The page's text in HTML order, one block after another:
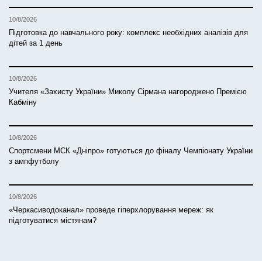
10/8/2026
Підготовка до навчального року: комплекс необхідних аналізів для
дітей за 1 день
10/8/2026
Учителя «Захисту України» Миколу Сірмана нагороджено Премією
Кабміну
10/8/2026
Спортсмени МСК «Дніпро» готуються до фіналу Чемпіонату України
з ампфутболу
10/8/2026
«Черкасиводоканал» проведе гіперхлорування мереж: як
підготуватися містянам?